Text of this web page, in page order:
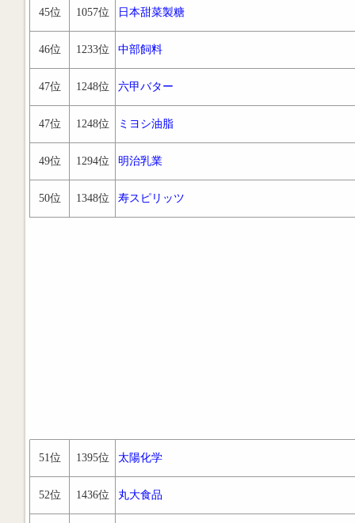
45位 1057位 日本甜菜製糖
46位 1233位 中部飼料
47位 1248位 六甲バター
47位 1248位 ミヨシ油脂
49位 1294位 明治乳業
50位 1348位 寿スピリッツ
51位 1395位 太陽化学
52位 1436位 丸大食品